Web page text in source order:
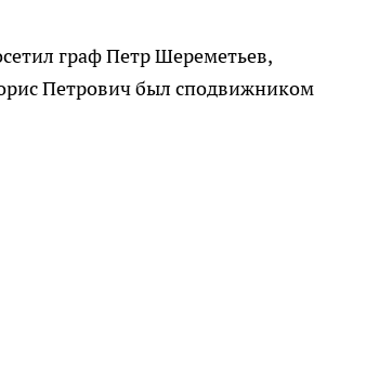
граф Петр Шереметьев,
Петрович был сподвижником